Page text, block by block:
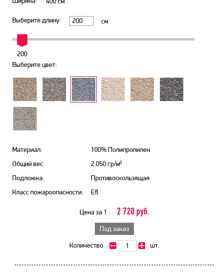
Выберите длину: см
200
Выберите цвет:
Материал:
100% Полипропилен
Общий вес:
2.050 гр/м²
Подложка:
Противоскользящая
Класс пожароопасности:
Efl
Цена за 1 : 2 720 руб.
Под заказ
Количество шт.